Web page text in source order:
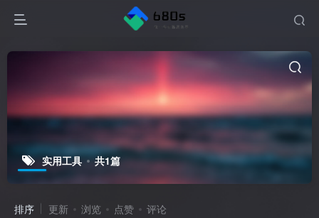
实用工具 共1篇
排序 更新 浏览 点赞 评论